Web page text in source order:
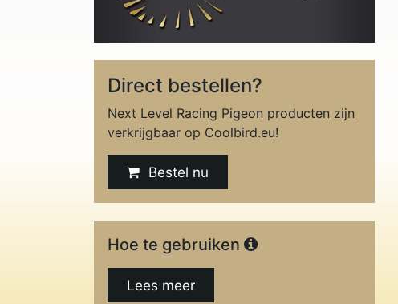
Direct bestellen?
Next Level Racing Pigeon producten zijn
verkrijgbaar op Coolbird.eu!
Bestel nu
Hoe te gebruiken
Lees meer